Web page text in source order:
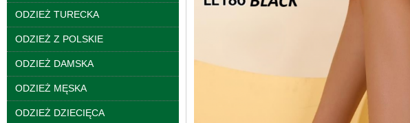
ODZIEŻ TURECKA
ODZIEŻ Z POLSKIE
ODZIEŻ DAMSKA
ODZIEŻ MĘSKA
ODZIEŻ DZIECIĘCA